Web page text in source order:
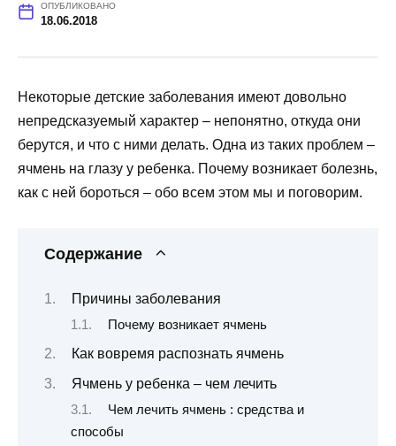
ОПУБЛИКОВАНО
18.06.2018
Некоторые детские заболевания имеют довольно
непредсказуемый характер – непонятно, откуда они
берутся, и что с ними делать. Одна из таких проблем –
ячмень на глазу у ребенка. Почему возникает болезнь,
как с ней бороться – обо всем этом мы и поговорим.
Содержание
Причины заболевания
Почему возникает ячмень
Как вовремя распознать ячмень
Ячмень у ребенка – чем лечить
Чем лечить ячмень : средства и
способы